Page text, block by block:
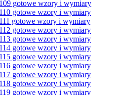
gotowe wzory i wymiary
gotowe wzory i wymiary
gotowe wzory i wymiary
gotowe wzory i wymiary
gotowe wzory i wymiary
gotowe wzory i wymiary
gotowe wzory i wymiary
gotowe wzory i wymiary
gotowe wzory i wymiary
gotowe wzory i wymiary
gotowe wzory i wymiary